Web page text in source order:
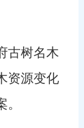
树名木
资源变化